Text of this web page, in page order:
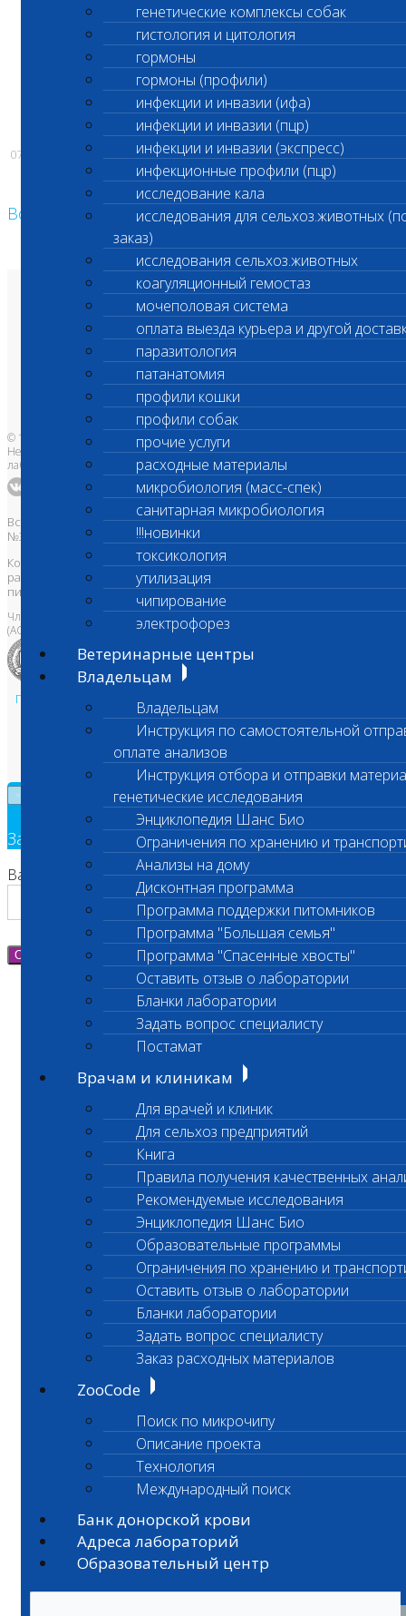
генетические комплексы собак
гистология и цитология
гормоны
гормоны (профили)
инфекции и инвазии (ифа)
инфекции и инвазии (пцр)
инфекции и инвазии (экспресс)
инфекционные профили (пцр)
исследование кала
исследования для сельхоз.животных
заказ)
исследования сельхоз.животных
коагуляционный гемостаз
мочеполовая система
оплата выезда курьера и другой
паразитология
патанатомия
профили кошки
профили собак
прочие услуги
расходные материалы
микробиология (масс-спек)
санитарная микробиология
!!!новинки
токсикология
утилизация
чипирование
электрофорез
Ветеринарные центры
Владельцам
Владельцам
Инструкция по самостоятельной
оплате анализов
Инструкция отбора и отправки
генетические исследования
Энциклопедия Шанс Био
Ограничения по хранению и
Анализы на дому
Дисконтная программа
Программа поддержки питомников
Программа "Большая семья"
Программа "Спасенные хвосты"
Оставить отзыв о лаборатории
Бланки лаборатории
Задать вопрос специалисту
Постамат
Врачам и клиникам
Для врачей и клиник
Для сельхоз предприятий
Книга
Правила получения качественных
Рекомендуемые исследования
Энциклопедия Шанс Био
Образовательные программы
Ограничения по хранению и
Оставить отзыв о лаборатории
Бланки лаборатории
Задать вопрос специалисту
Заказ расходных материалов
ZooCode
Поиск по микрочипу
Описание проекта
Технология
Международный поиск
Банк донорской крови
Адреса лабораторий
Образовательный центр
С уважением,
Администрация лаборатории «Шанс Био»
07.11.2023
Возврат к списку
О лаборатории
Анализы и цены
Ветеринарные центры
Владельцам
Врачам и клиникам
Бланки лаборатории
Банк донорской крови
Адреса лабораторий
© 1996-2026
Независимая ветеринарная
лаборатория Шанс Био
Все права защищены и охраняются законом. Товарный знак
№395740 от 2008 г. ООО "ШАНС БИО"
Копирование, тиражирование, а также использование материалов,
размещенных на сайтеwww.vetlab.ru
письменного разрешения Правообладателя
Член Национальной ветеринарной палаты
(АСРО НВП)
Политика в области персональных данных и конфиденциальности
Пользовательское соглашение
Техническая поддержка
Заявка на обратный звонок
Ваш номер телефона
Отправить